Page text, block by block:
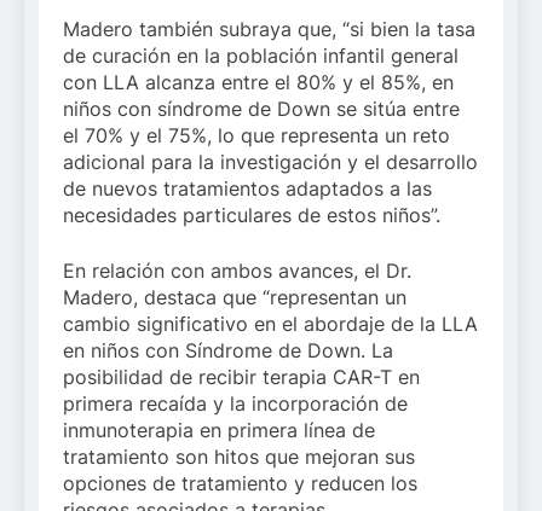
Madero también subraya que, “si bien la tasa
de curación en la población infantil general
con LLA alcanza entre el 80% y el 85%, en
niños con síndrome de Down se sitúa entre
el 70% y el 75%, lo que representa un reto
adicional para la investigación y el desarrollo
de nuevos tratamientos adaptados a las
necesidades particulares de estos niños”.
En relación con ambos avances, el Dr.
Madero, destaca que “representan un
cambio significativo en el abordaje de la LLA
en niños con Síndrome de Down. La
posibilidad de recibir terapia CAR-T en
primera recaída y la incorporación de
inmunoterapia en primera línea de
tratamiento son hitos que mejoran sus
opciones de tratamiento y reducen los